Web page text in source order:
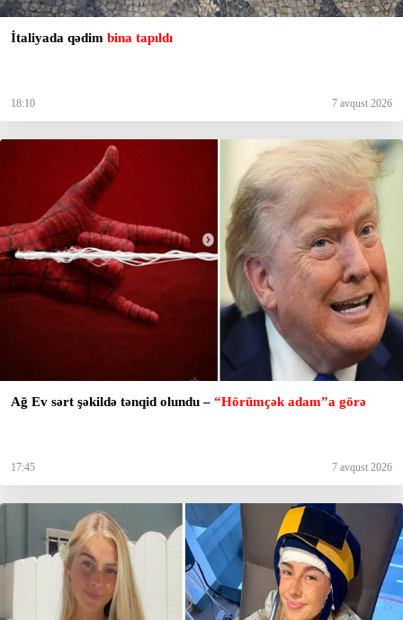
İtaliyada qədim bina tapıldı
18:10 7 avqust 2026
Ağ Ev sərt şəkildə tənqid olundu – “Hörümçək adam”a görə
17:45 7 avqust 2026